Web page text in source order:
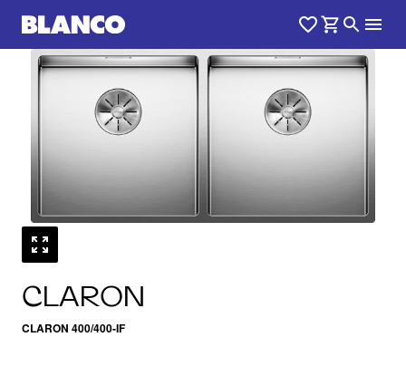
CLARON
CLARON 400/400-IF
1 /0